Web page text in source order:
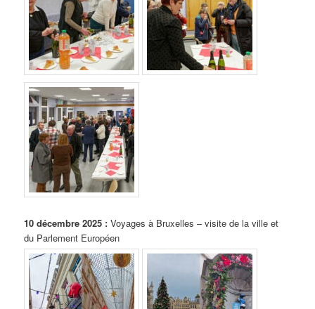
10 décembre 2025 : Voyages à Bruxelles – visite de la ville et
du Parlement Européen